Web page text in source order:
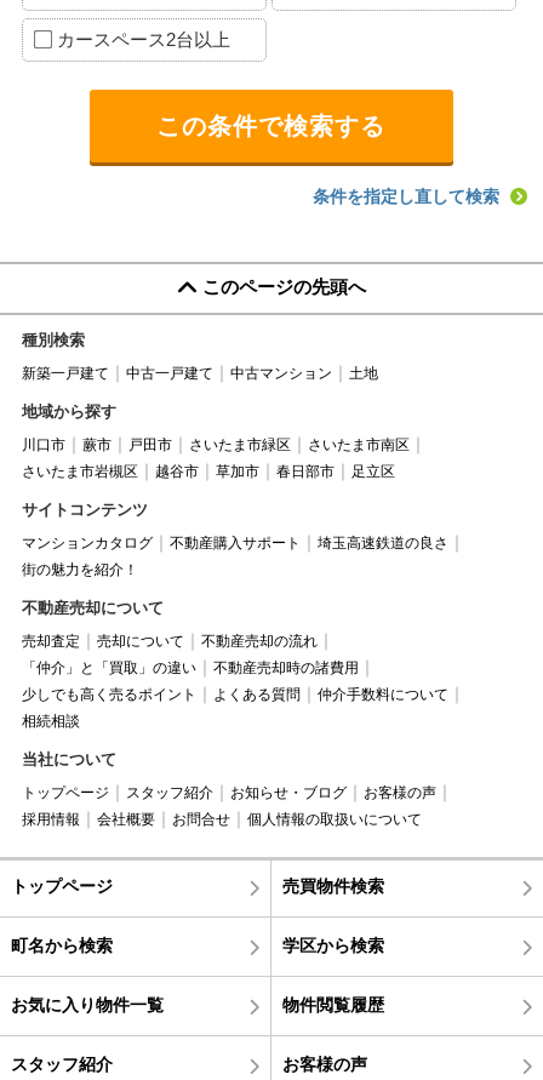
カースペース2台以上
条件を指定し直して検索
このページの先頭へ
種別検索
新築一戸建て 中古一戸建て 中古マンション 土地
地域から探す
川口市 蕨市 戸田市 さいたま市緑区
さいたま市南区
さいたま市岩槻区
越谷市 草加市 春日部市 足立区
サイトコンテンツ
マンションカタログ 不動産購入サポート
埼玉高速鉄道の良さ
街の魅力を紹介！
不動産売却について
売却査定 売却について
不動産売却の流れ
「仲介」と「買取」の違い
不動産売却時の諸費用
少しでも高く売るポイント
よくある質問
仲介手数料について
相続相談
当社について
トップページ スタッフ紹介 お知らせ・ブログ
お客様の声
採用情報
会社概要 お問合せ 個人情報の取扱いについて
トップページ 売買物件検索
町名から検索 学区から検索
お気に入り物件一覧 物件閲覧履歴
スタッフ紹介 お客様の声